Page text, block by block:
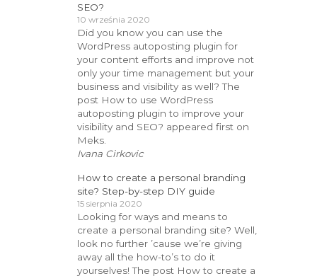
SEO?
10 września 2020
Did you know you can use the
WordPress autoposting plugin for
your content efforts and improve not
only your time management but your
business and visibility as well? The
post How to use WordPress
autoposting plugin to improve your
visibility and SEO? appeared first on
Meks.
Ivana Cirkovic
How to create a personal branding
site? Step-by-step DIY guide
15 sierpnia 2020
Looking for ways and means to
create a personal branding site? Well,
look no further ’cause we’re giving
away all the how-to’s to do it
yourselves! The post How to create a